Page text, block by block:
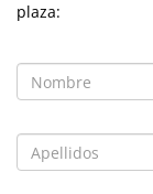
plaza: